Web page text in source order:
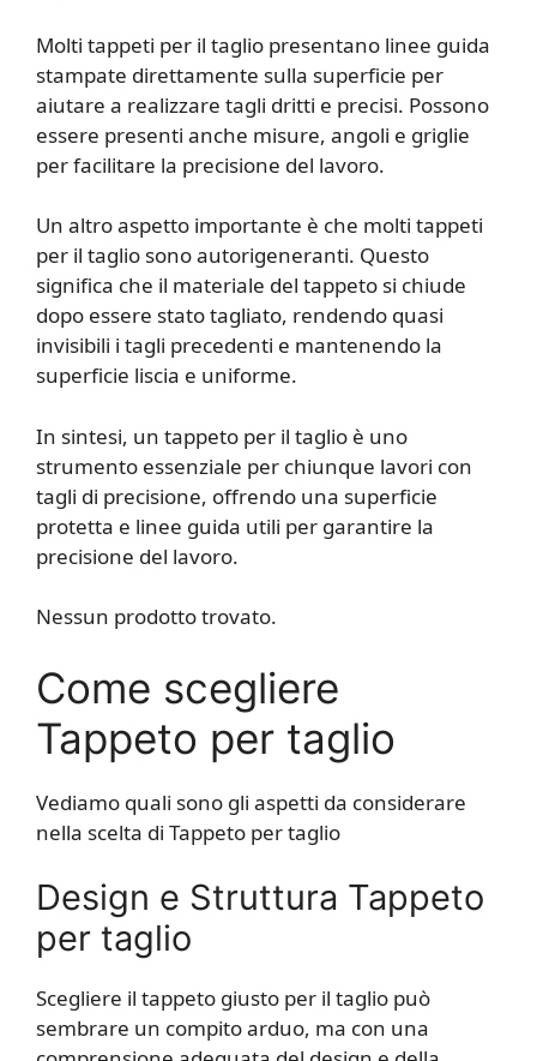
Molti tappeti per il taglio presentano linee guida
stampate direttamente sulla superficie per
aiutare a realizzare tagli dritti e precisi. Possono
essere presenti anche misure, angoli e griglie
per facilitare la precisione del lavoro.
Un altro aspetto importante è che molti tappeti
per il taglio sono autorigeneranti. Questo
significa che il materiale del tappeto si chiude
dopo essere stato tagliato, rendendo quasi
invisibili i tagli precedenti e mantenendo la
superficie liscia e uniforme.
In sintesi, un tappeto per il taglio è uno
strumento essenziale per chiunque lavori con
tagli di precisione, offrendo una superficie
protetta e linee guida utili per garantire la
precisione del lavoro.
Nessun prodotto trovato.
Come scegliere
Tappeto per taglio
Vediamo quali sono gli aspetti da considerare
nella scelta di Tappeto per taglio
Design e Struttura Tappeto
per taglio
Scegliere il tappeto giusto per il taglio può
sembrare un compito arduo, ma con una